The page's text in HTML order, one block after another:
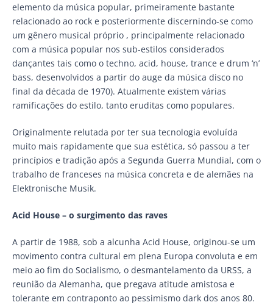
elemento da música popular, primeiramente bastante
relacionado ao rock e posteriormente discernindo-se como
um gênero musical próprio , principalmente relacionado
com a música popular nos sub-estilos considerados
dançantes tais como o techno, acid, house, trance e drum ‘n’
bass, desenvolvidos a partir do auge da música disco no
final da década de 1970). Atualmente existem várias
ramificações do estilo, tanto eruditas como populares.
Originalmente relutada por ter sua tecnologia evoluída
muito mais rapidamente que sua estética, só passou a ter
princípios e tradição após a Segunda Guerra Mundial, com o
trabalho de franceses na música concreta e de alemães na
Elektronische Musik.
Acid House – o surgimento das raves
A partir de 1988, sob a alcunha Acid House, originou-se um
movimento contra cultural em plena Europa convoluta e em
meio ao fim do Socialismo, o desmantelamento da URSS, a
reunião da Alemanha, que pregava atitude amistosa e
tolerante em contraponto ao pessimismo dark dos anos 80.